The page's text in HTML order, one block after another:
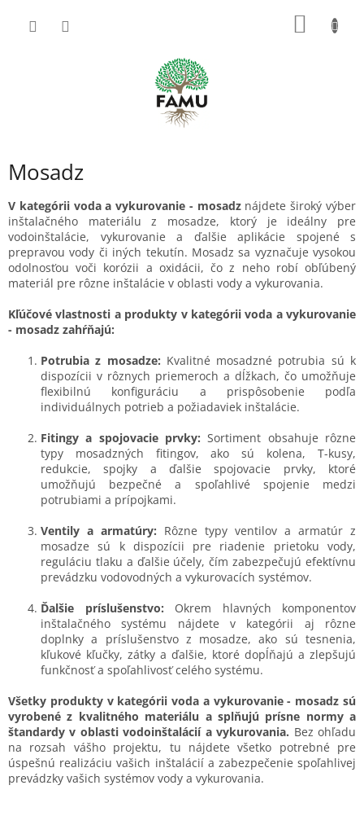
Mosadz
V kategórii voda a vykurovanie - mosadznájdete široký výber
inštalačného materiálu z mosadze, ktorý je ideálny pre
vodoinštalácie, vykurovanie a ďalšie aplikácie spojené s
prepravou vody či iných tekutín. Mosadz sa vyznačuje vysokou
odolnosťou voči korózii a oxidácii, čo z neho robí obľúbený
materiál pre rôzne inštalácie v oblasti vody a vykurovania.
Kľúčové vlastnosti a produkty v kategórii voda a vykurovanie
- mosadz zahŕňajú:
Potrubia z mosadze: Kvalitné mosadzné potrubia sú k
dispozícii v rôznych priemeroch a dĺžkach, čo umožňuje
flexibilnú konfiguráciu a prispôsobenie podľa
individuálnych potrieb a požiadaviek inštalácie.
Fitingy a spojovacie prvky: Sortiment obsahuje rôzne
typy mosadzných fitingov, ako sú kolena, T-kusy,
redukcie, spojky a ďalšie spojovacie prvky, ktoré
umožňujú bezpečné a spoľahlivé spojenie medzi
potrubiami a prípojkami.
Ventily a armatúry: Rôzne typy ventilov a armatúr z
mosadze sú k dispozícii pre riadenie prietoku vody,
reguláciu tlaku a ďalšie účely, čím zabezpečujú efektívnu
prevádzku vodovodných a vykurovacích systémov.
Ďalšie príslušenstvo: Okrem hlavných komponentov
inštalačného systému nájdete v kategórii aj rôzne
doplnky a príslušenstvo z mosadze, ako sú tesnenia,
kľukové kľučky, zátky a ďalšie, ktoré dopĺňajú a zlepšujú
funkčnosť a spoľahlivosť celého systému.
Všetky produkty v kategórii voda a vykurovanie - mosadz sú
vyrobené z kvalitného materiálu a splňujú prísne normy a
štandardy v oblasti vodoinštalácií a vykurovania. Bez ohľadu
na rozsah vášho projektu, tu nájdete všetko potrebné pre
úspešnú realizáciu vašich inštalácií a zabezpečenie spoľahlivej
prevádzky vašich systémov vody a vykurovania.